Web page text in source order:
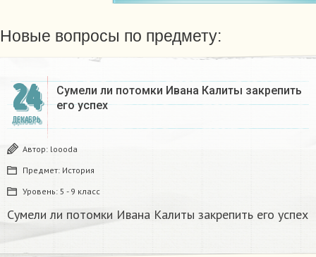
Новые вопросы по предмету:
24
ДЕКАБРЬ
Сумели ли потомки Ивана Калиты закрепить
его успех
Автор: loooda
Предмет: История
Уровень: 5 - 9 класс
Сумели ли потомки Ивана Калиты закрепить его успех